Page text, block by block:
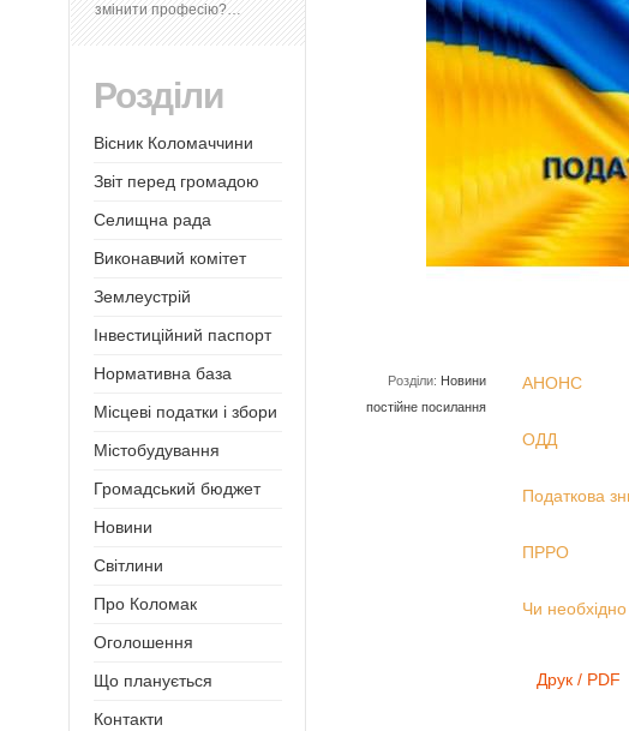
Розділи: Новини
постійне посилання
АНОНС
ОДД
Податкова
ПРРО
Чи
Друк / PDF
змінити професію?…
Розділи
Вісник Коломаччини
Звіт перед громадою
Селищна рада
Виконавчий комітет
Землеустрій
Інвестиційний паспорт
Нормативна база
Місцеві податки і збори
Містобудування
Громадський бюджет
Новини
Світлини
Про Коломак
Оголошення
Що планується
Контакти